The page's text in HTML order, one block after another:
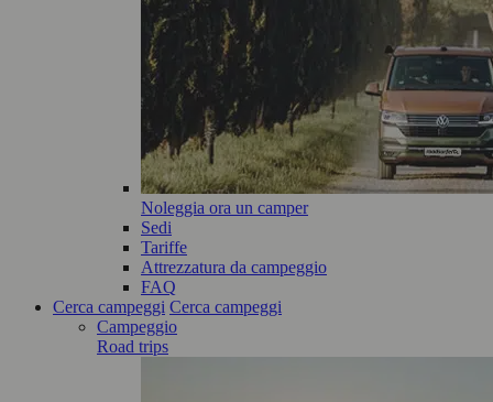
Noleggia ora un camper
Sedi
Tariffe
Attrezzatura da campeggio
FAQ
Cerca campeggi Cerca campeggi
Campeggio
Road trips